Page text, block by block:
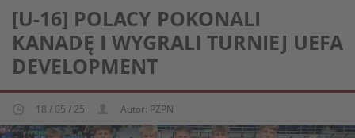
REPREZENTACJA MŁODZIEŻOWA U-16
[U-16] POLACY POKONALI
KANADĘ I WYGRALI TURNIEJ UEFA
DEVELOPMENT
18 / 05 / 25 Autor: PZPN